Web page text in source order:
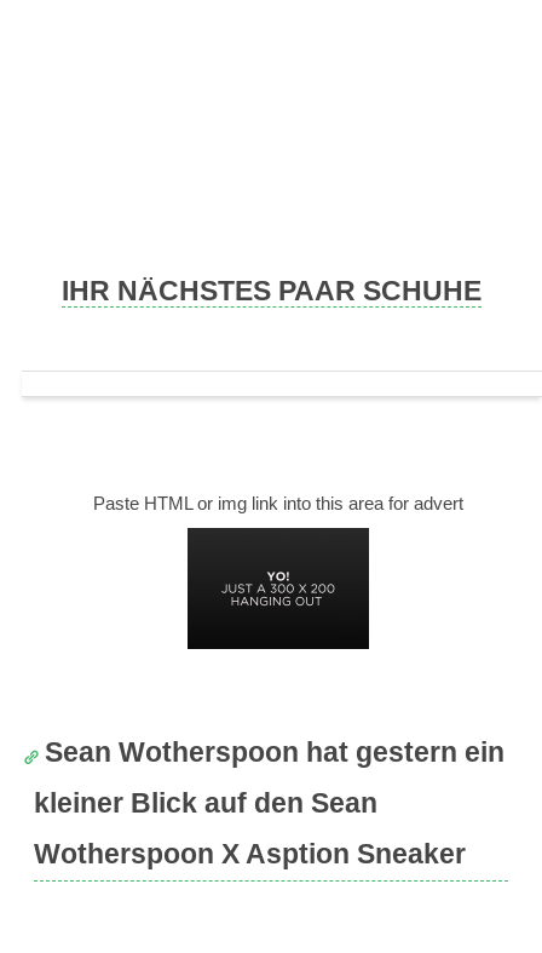
IHR NÄCHSTES PAAR SCHUHE
Paste HTML or img link into this area for advert
Sean Wotherspoon hat gestern ein
kleiner Blick auf den Sean
Wotherspoon X Asption Sneaker